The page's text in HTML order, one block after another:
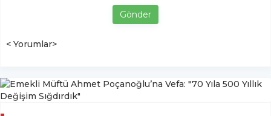
Gönder
< Yorumlar>